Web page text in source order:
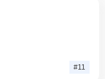
#11